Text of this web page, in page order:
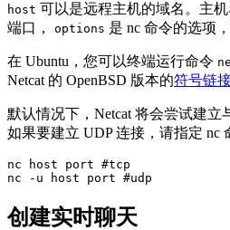
host 可以是远程主机的域名。主机
端口， options 是 nc 命令的选项
在 Ubuntu，您可以终端运行命令
Netcat 的 OpenBSD 版本的符号链
默认情况下，Netcat 将会尝试建立
如果要建立 UDP 连接，请指定 nc
nc host port #tcp
nc -u host port #udp
创建实时聊天